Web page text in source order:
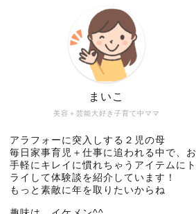
美容＋芸能大好き子育て中ママ
まいこ
アラフォーに突入しする２児の母
毎日家事育児＋仕事に追われる中で、お
手軽にキレイに慣れちゃうアイテムにト
ライして体験談を紹介しています！
もっと素敵に年を取りたいからね